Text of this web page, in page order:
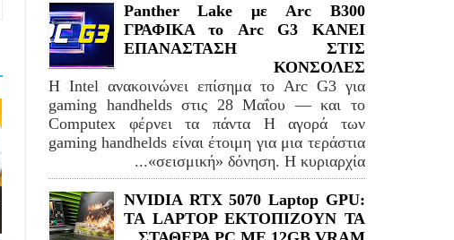
Panther Lake με Arc B300
ΓΡΑΦΙΚΑ το Arc G3 ΚΑΝΕΙ
ΕΠΑΝΑΣΤΑΣΗ ΣΤΙΣ
ΚΟΝΣΟΛΕΣ
Η Intel ανακοινώνει επίσημα το Arc G3 για
gaming handhelds στις 28 Μαΐου — και το
Computex φέρνει τα πάντα Η αγορά των
gaming handhelds είναι έτοιμη για μια τεράστια
«σεισμική» δόνηση. Η κυριαρχία...
NVIDIA RTX 5070 Laptop GPU:
TA LAPTOP ΕΚΤΟΠΙΖΟΥΝ ΤΑ